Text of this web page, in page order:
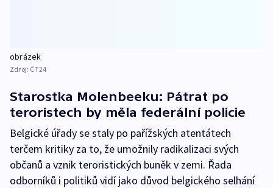
obrázek
Zdroj: ČT24
Starostka Molenbeeku: Pátrat po
teroristech by měla federální policie
Belgické úřady se staly po pařížských atentátech
terčem kritiky za to, že umožnily radikalizaci svých
občanů a vznik teroristických buněk v zemi. Řada
odborníků i politiků vidí jako důvod belgického selhání